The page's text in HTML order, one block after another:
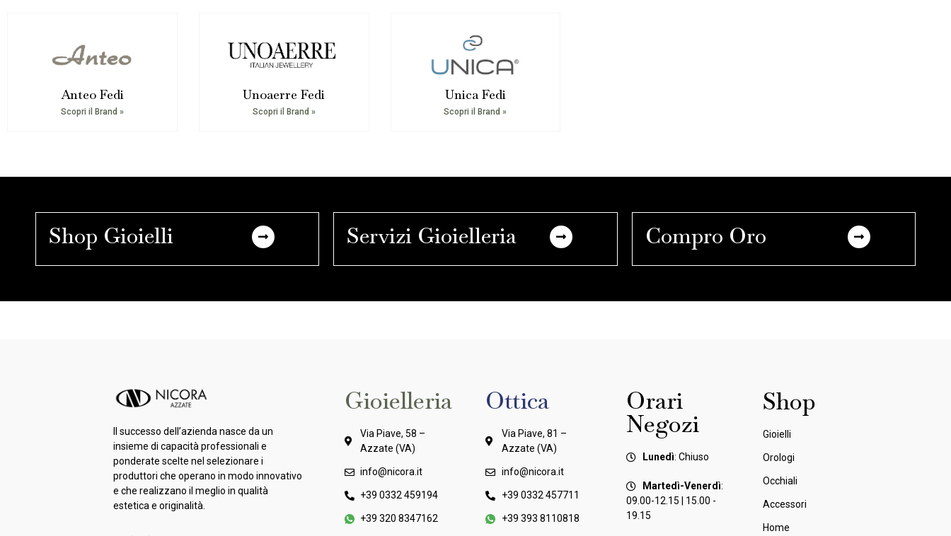
Anteo Fedi
Scopri il Brand »
Unoaerre Fedi
Scopri il Brand »
Unica Fedi
Scopri il Brand »
Shop Gioielli Servizi Gioielleria Compro Oro
Il successo dell’azienda nasce da un
insieme di capacità professionali e
ponderate scelte nel selezionare i
produttori che operano in modo innovativo
e che realizzano il meglio in qualità
estetica e originalità.
Gioielleria
Via Piave, 58 –
Azzate (VA)
info@nicora.it
+39 0332 459194
+39 320 8347162
Ottica
Via Piave, 81 –
Azzate (VA)
info@nicora.it
+39 0332 457711
+39 393 8110818
Orari
Negozi
Lunedì: Chiuso
Martedì-Venerdì:
09.00-12.15 | 15.00 -
19.15
Shop
Gioielli
Orologi
Occhiali
Accessori
Home